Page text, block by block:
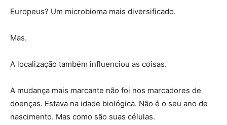
Europeus? Um microbioma mais diversificado.
Mas.
A localização também influenciou as coisas.
A mudança mais marcante não foi nos marcadores de
doenças. Estava na idade biológica. Não é o seu ano de
nascimento. Mas como são suas células.